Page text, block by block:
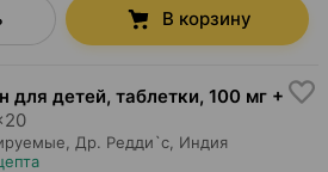
В корзину
для детей, таблетки, 100 мг +
20
Др. Редди`с , Индия